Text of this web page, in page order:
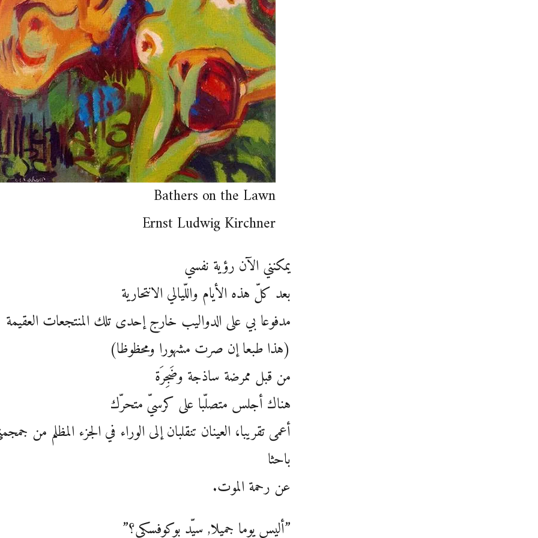
Bathers on the Lawn
Ernst Ludwig Kirchner
يمكنني الآن رؤية نفسي
بعد كلّ هذه الأيام واللّيالي الانتحارية
مدفوعا بي على الدواليب خارج إحدى تلك المنتجعات العقيمة
(هذا طبعا إن صرت مشهورا ومحظوظا)
من قبل ممرضة ساذجة وضَجِرَة
هناك أجلس متصلّبا على كرسيّ متحرّك
أعمى تقريبا، العينان تنقلبان إلى الوراء في الجزء المظلم من
باحثا
عن رحمة الموت.
”أليس يوما جميلا, سيّد بوكوفسكي؟”